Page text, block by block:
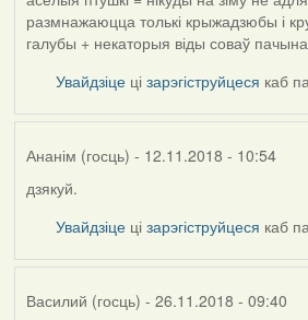
размнажаюцца толькі крыжадзюбы і
галубы + некаторыя віды соваў
Увайдзіце цізарэгіструйцеся каб
Ананім (госць) - 12.11.2018 - 10:54
In
reply
by
дзякуй.
Увайдзіце цізарэгіструйцеся каб
Василий (госць) - 26.11.2018 - 09:40